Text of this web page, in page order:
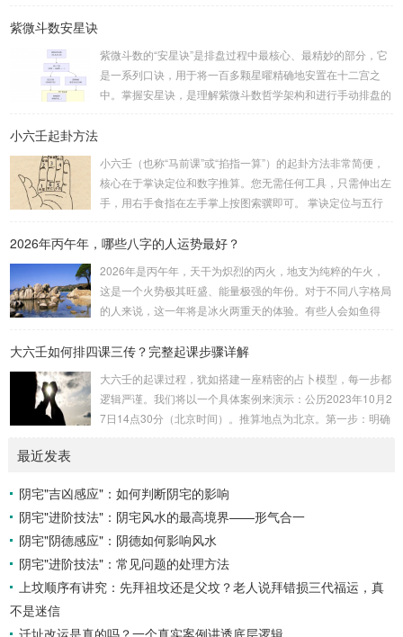
卦。如果数字是偶数位，则前后平分；如果是奇数位，则前部
分比后部分少一位。例如，数字 256：前一位 2 为上卦后两
位...
紫微斗数安星诀
紫微斗数的“安星诀”是排盘过程中最核心、最精妙的部分，它
是一系列口诀，用于将一百多颗星曜精确地安置在十二宫之
中。掌握安星诀，是理解紫微斗数哲学架构和进行手动排盘的
赖关系，可以清晰地通过下图展现：二、 核心安星诀详解1.
安紫微星诀（定帝星）这是所有安星的第一步，至关重要。口
诀：紫微天机星逆行，隔一阳武天同行，...
小六壬起卦方法
小六壬（也称“马前课”或“掐指一算”）的起卦方法非常简便，
核心在于掌诀定位和数字推算。您无需任何工具，只需伸出左
手，用右手食指在左手掌上按图索骥即可。 掌诀定位与五行
吉。留连：位于食指指尖，属水，玄武，主数2、7、8，凶。
口：位于无名指指尖，属金，白虎，主数4、1、2，凶。小
吉：位于无名指根部，属木，六合，主数5、3、8，吉。空
亡：位于中指根部，属土，勾陈，...
2026年丙午年，哪些八字的人运势最好？
2026年是丙午年，天干为炽烈的丙火，地支为纯粹的午火，
这是一个火势极其旺盛、能量极强的年份。对于不同八字格局
的人来说，这一年将是冰火两重天的体验。有些人会如鱼得
理：吉凶在于平衡与需求八字讲究五行平衡与“喜用神”。喜用
26年丙午，是火力全开的一年。因此：八字命局中“喜火”、“用
火”的人，等于得到了天地最强能量的帮助，犹如天降神助，
运势自然一飞冲天。八字命局中“忌火”的人...
大六壬如何排四课三传？完整起课步骤详解
大六壬的起课过程，犹如搭建一座精密的占卜模型，每一步都
逻辑严谨。我们将以一个具体案例来演示：公历2023年10月2
7日14点30分（北京时间）。推算地点为北京。第一步：明确
你需要：一张空白的天地盘（内含十二地支）、月将、当天日
干日支。第二步：核心步骤——排四课四课是“三传”之母，此
步必须精准。1. 定月将（布“天盘”的...
最近发表
阴宅"吉凶感应"：如何判断阴宅的影响
阴宅"进阶技法"：阴宅风水的最高境界——形气合一
阴宅"阴德感应"：阴德如何影响风水
阴宅"进阶技法"：常见问题的处理方法
上坟顺序有讲究：先拜祖坟还是父坟？老人说拜错损三代福运，真
不是迷信
迁址改运是真的吗？一个真实案例讲透底层逻辑